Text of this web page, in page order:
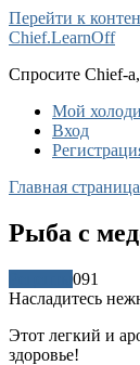
Перейти к
Chief.LearnOff
Спросите Chief-
Мой
Вход
Главная страница
Рыба с
091
Насладитесь
Этот легкий и
здоровье!